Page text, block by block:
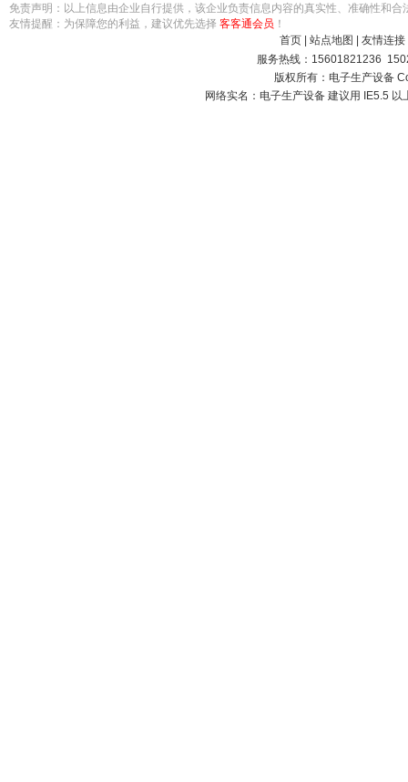
免责声明：以上信息由企业自行提供，该企业负责信息内容的真实性、准确性和
友情提醒：为保障您的利益，建议优先选择 客客通会员 ！
首页
站点地图 友情连接
服务热线：15601821236
版权所有：电子生产设备
网络实名： 电子生产设备 建议用 IE5.5 以